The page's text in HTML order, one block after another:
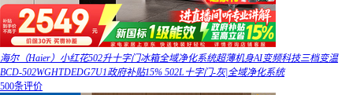
海尔（Haier）小红花502升十字门冰箱全域净化系统超薄机身AI变频科技三档变温
BCD-502WGHTDEDG7U1政府补贴15% 502L十字门-灰|全域净化系统
500条评价